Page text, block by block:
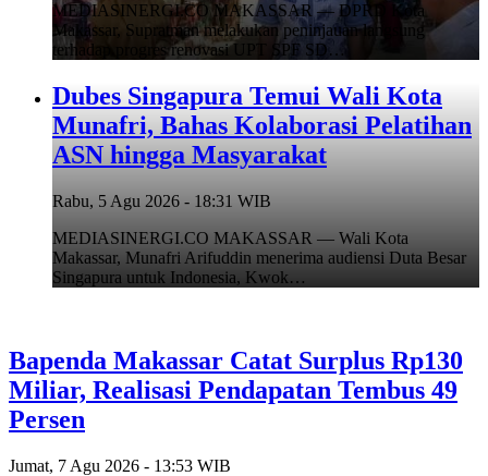
MEDIASINERGI.CO MAKASSAR — DPRD Kota
Makassar, Supratman melakukan peninjauan langsung
terhadap progres renovasi UPT SPF SD…
Dubes Singapura Temui Wali Kota
Munafri, Bahas Kolaborasi Pelatihan
ASN hingga Masyarakat
Rabu, 5 Agu 2026 - 18:31 WIB
MEDIASINERGI.CO MAKASSAR — Wali Kota
Makassar, Munafri Arifuddin menerima audiensi Duta Besar
Singapura untuk Indonesia, Kwok…
Bapenda Makassar Catat Surplus Rp130
Miliar, Realisasi Pendapatan Tembus 49
Persen
Jumat, 7 Agu 2026 - 13:53 WIB